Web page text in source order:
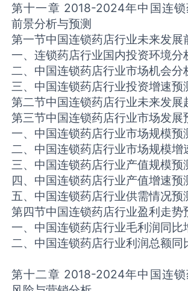
第十一章 2018-2024年中国连
前景分析与预测
第一节中国连锁药店行业未来发展
一、连锁药店行业国内投资环境分
二、中国连锁药店行业市场机会分
三、中国连锁药店行业投资增速预
第二节中国连锁药店行业未来发展
第三节中国连锁药店行业市场发展
一、中国连锁药店行业市场规模预
二、中国连锁药店行业市场规模增
三、中国连锁药店行业产值规模预
四、中国连锁药店行业产值增速预
五、中国连锁药店行业供需情况预
第四节中国连锁药店行业盈利走势
一、中国连锁药店行业毛利润同比
二、中国连锁药店行业利润总额同
第十二章 2018-2024年中国连